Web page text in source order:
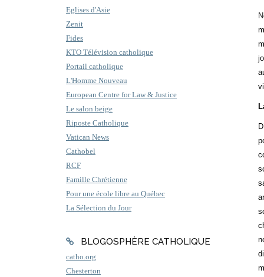
Eglises d'Asie
Zenit
Fides
KTO Télévision catholique
Portail catholique
L'Homme Nouveau
European Centre for Law & Justice
Le salon beige
Riposte Catholique
Vatican News
Cathobel
RCF
Famille Chrétienne
Pour une école libre au Québec
La Sélection du Jour
BLOGOSPHÈRE CATHOLIQUE
catho.org
Chesterton